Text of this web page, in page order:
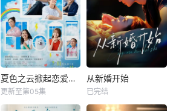
夏色之云掀起恋爱与风暴
更新至第05集
从新婚开始
已完结